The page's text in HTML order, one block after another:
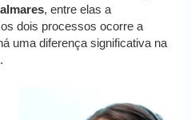
, entre elas a
dois processos ocorre a
uma diferença significativa na